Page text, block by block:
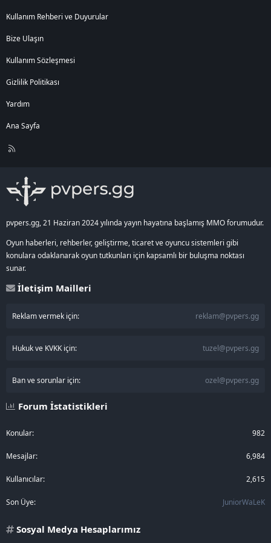
Bu kod bloğu, GM karakterleri için bir kontrol eklenerek aşağıdaki
gibi değiştirilmelidir:
<b>[Gizli içerik]</b>
Bu değişiklik, GM’lerin görünmezken hareket paketlerinin diğer
oyunculara iletilmesini engelleyecektir.
edilmez hale gelecektir.
Kullanım Rehberi ve Duyurular
Bize Ulaşın
Kullanım Sözleşmesi
Gizlilik Politikası
Yardım
Ana Sayfa
R
pvpers.gg, 21 Haziran 2024 yılında yayın hayatına başlamış MMO forumudur.
Oyun haberleri, rehberler, geliştirme, ticaret ve oyuncu sistemleri gibi
konulara odaklanarak oyun tutkunları için kapsamlı bir buluşma noktası
sunar.
İletişim Mailleri
Reklam vermek için: reklam@pvpers.gg
Hukuk ve KVKK için: tuzel@pvpers.gg
Ban ve sorunlar için: ozel@pvpers.gg
Forum İstatistikleri
Konular 982
Mesajlar 6,984
Kullanıcılar 2,615
Son Üye JuniorWaLeK
Sosyal Medya Hesaplarımız